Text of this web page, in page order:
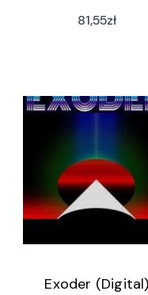
81,55zł
Exoder (Digital)